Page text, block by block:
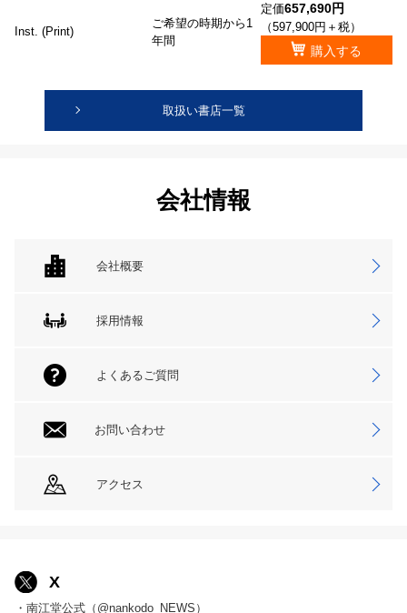
Inst. (Print)
ご希望の時期から1
年間
定価657,690円
（597,900円＋税）
購入する
取扱い書店一覧
会社情報
会社概要
採用情報
よくあるご質問
お問い合わせ
アクセス
X
・南江堂公式（@nankodo_NEWS）